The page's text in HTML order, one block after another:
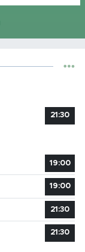
21:30
19:00
19:00
21:30
21:30